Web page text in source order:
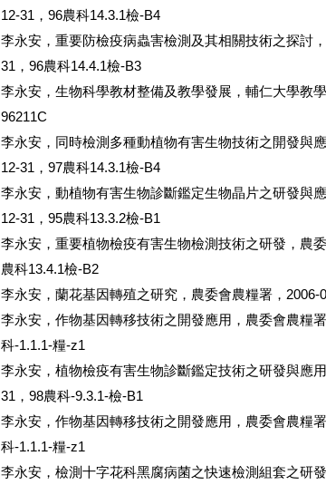
12-31，96農科14.3.1檢-B4
李永安，重要防檢疫病蟲害檢測及其相關技術之探討
31，96農科14.4.1檢-B3
李永安，生物科學教材整備及教學發展，輔仁大學教
96211C
李永安，同時檢測多種動植物有害生物技術之開發與
12-31，97農科14.3.1檢-B4
李永安，動植物有害生物診斷鑑定生物晶片之研發與
12-31，95農科13.3.2檢-B1
李永安，重要植物檢疫有害生物檢測技術之研發，農
農科13.4.1檢-B2
李永安，蘭花基因轉殖之研究，農委會農糧署，2006-
李永安，作物基因轉移技術之開發應用，農委會農糧
科-1.1.1-糧-z1
李永安，植物檢疫有害生物診斷鑑定技術之研發與應
31，98農科-9.3.1-檢-B1
李永安，作物基因轉移技術之開發應用，農委會農糧
科-1.1.1-糧-z1
李永安，檢測十字花科黑腐病菌之快速檢測組套之研